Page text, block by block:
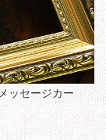
ッセージカー